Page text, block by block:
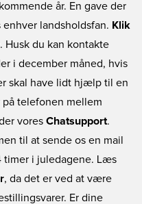
år. En gave der
landsholdsfan. Klik
. Husk du kan kontakte
i december måned, hvis
skal have lidt hjælp til en
på telefonen mellem
vores Chatsupport.
til at sende os en mail
timer i juledagene. Læs
, da det er ved at være
Er dine